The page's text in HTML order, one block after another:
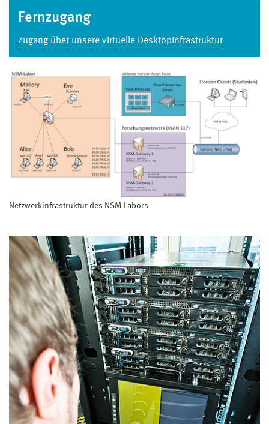
Fernzugang
Zugang über unsere virtuelle Desktopinfrastruktur
Netzwerkinfrastruktur des NSM-Labors